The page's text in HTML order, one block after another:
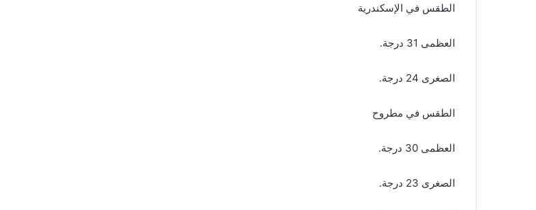
الطقس في الإسكندرية
العظمى 31 درجة.
الصغرى 24 درجة.
الطقس في مطروح
العظمى 30 درجة.
الصغرى 23 درجة.